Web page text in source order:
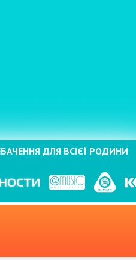
ДЛЯ ВСІЄЇ РОДИНИ